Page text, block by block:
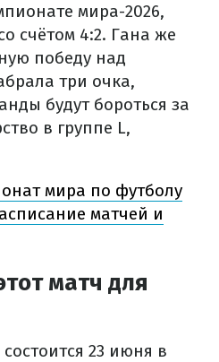
мира-2026,
счётом 4:2. Гана же
победу над
три очка,
будут бороться за
в группе L,
мира по футболу
матчей и
матч для
23 июня в